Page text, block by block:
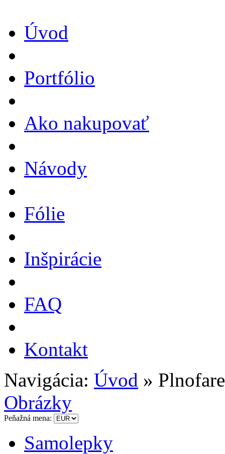
Úvod
Portfólio
Ako nakupovať
Návody
Fólie
Inšpirácie
FAQ
Kontakt
Navigácia: Úvod »
Obrázky
Peňažná mena:
Samolepky